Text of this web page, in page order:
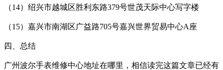
（14）绍兴市越城区胜利东路379号世茂天际中心写字楼
（15）嘉兴市南湖区广益路705号嘉兴世界贸易中心A座
四、总结
广州波尔手表维修中心地址在哪里，相信读完这篇文章已经有